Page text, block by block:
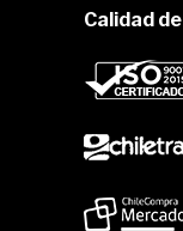
Calidad